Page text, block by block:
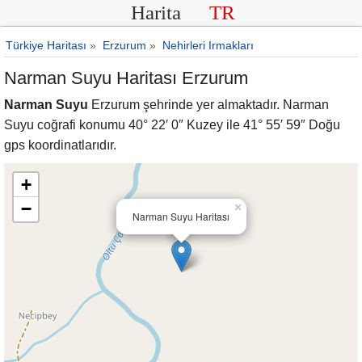
Harita TR
Türkiye Haritası » Erzurum » Nehirleri Irmakları
Narman Suyu Haritası Erzurum
Narman Suyu Erzurum şehrinde yer almaktadır. Narman
Suyu coğrafi konumu 40° 22′ 0″ Kuzey ile 41° 55′ 59″ Doğu
gps koordinatlarıdır.
Narman Suyu Haritası
×
+
−